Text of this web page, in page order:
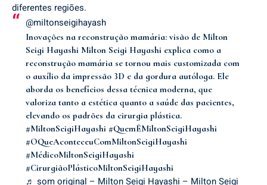
diferentes regiões.
@miltonseigihayash
Inovações na reconstrução mamária: visão de Milton
Seigi Hayashi Milton Seigi Hayashi explica como a
reconstrução mamária se tornou mais customizada com
o auxílio da impressão 3D e da gordura autóloga. Ele
aborda os benefícios dessa técnica moderna, que
valoriza tanto a estética quanto a saúde das pacientes,
elevando os padrões da cirurgia plástica.
#MiltonSeigiHayashi #QuemÉMiltonSeigiHayashi
#OQueAconteceuComMiltonSeigiHayashi
#MédicoMiltonSeigiHayashi
#CirurgiãoPlásticoMiltonSeigiHayashi
♬ som original – Milton Seigi Hayashi – Milton Seigi